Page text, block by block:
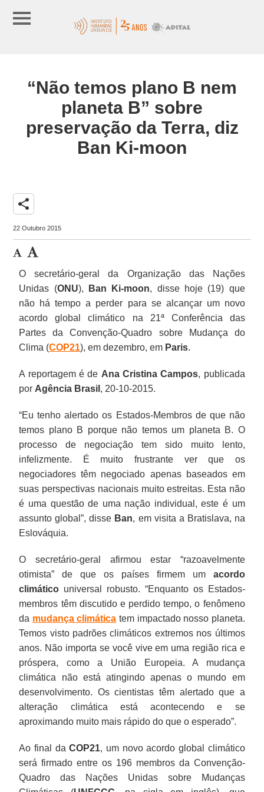
“Não temos plano B nem
planeta B” sobre
preservação da Terra, diz
Ban Ki-moon
share
22 Outubro 2015
O secretário-geral da Organização das Nações
Unidas (ONU), Ban Ki-moon, disse hoje (19) que
não há tempo a perder para se alcançar um novo
acordo global climático na 21ª Conferência das
Partes da Convenção-Quadro sobre Mudança do
Clima (COP21), em dezembro, em Paris.
A reportagem é de Ana Cristina Campos, publicada
por Agência Brasil , 20-10-2015.
“Eu tenho alertado os Estados-Membros de que não
temos plano B porque não temos um planeta B. O
processo de negociação tem sido muito lento,
infelizmente. É muito frustrante ver que os
negociadores têm negociado apenas baseados em
suas perspectivas nacionais muito estreitas. Esta não
é uma questão de uma nação individual, este é um
assunto global”, disse Ban, em visita a Bratislava, na
Eslováquia.
O secretário-geral afirmou estar “razoavelmente
otimista” de que os países firmem um acordo
climático universal robusto. “Enquanto os Estados-
membros têm discutido e perdido tempo, o fenômeno
da mudança climática tem impactado nosso planeta.
Temos visto padrões climáticos extremos nos últimos
anos. Não importa se você vive em uma região rica e
próspera, como a União Europeia. A mudança
climática não está atingindo apenas o mundo em
desenvolvimento. Os cientistas têm alertado que a
alteração climática está acontecendo e se
aproximando muito mais rápido do que o esperado”.
Ao final daCOP21, um novo acordo global climático
será firmado entre os 196 membros da Convenção-
Quadro das Nações Unidas sobre Mudanças